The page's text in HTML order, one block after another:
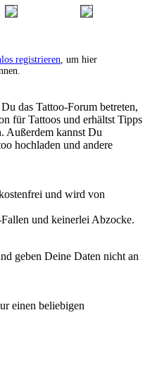
registrieren , um hier
das Tattoo-Forum betreten,
für Tattoos und erhältst Tipps
Außerdem kannst Du
hochladen und andere
und wird von
und keinerlei Abzocke.
geben Deine Daten nicht an
einen beliebigen